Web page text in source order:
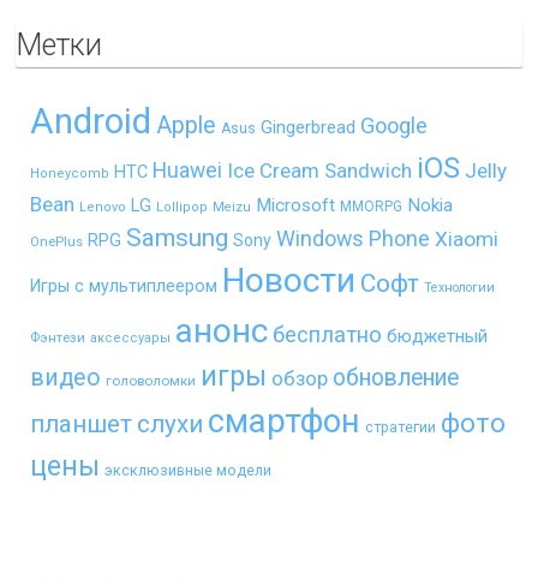
Метки
Android Apple Asus Gingerbread Google
Honeycomb HTC Huawei Ice Cream Sandwich iOS Jelly
Bean Lenovo LG Lollipop Meizu Microsoft MMORPG Nokia
OnePlus RPG Samsung Sony Windows Phone Xiaomi
Игры с мультиплеером Новости Софт Технологии
Фэнтези аксессуары анонс бесплатно бюджетный
видео головоломки игры обзор обновление
планшет слухи смартфон стратегии фото
цены эксклюзивные модели